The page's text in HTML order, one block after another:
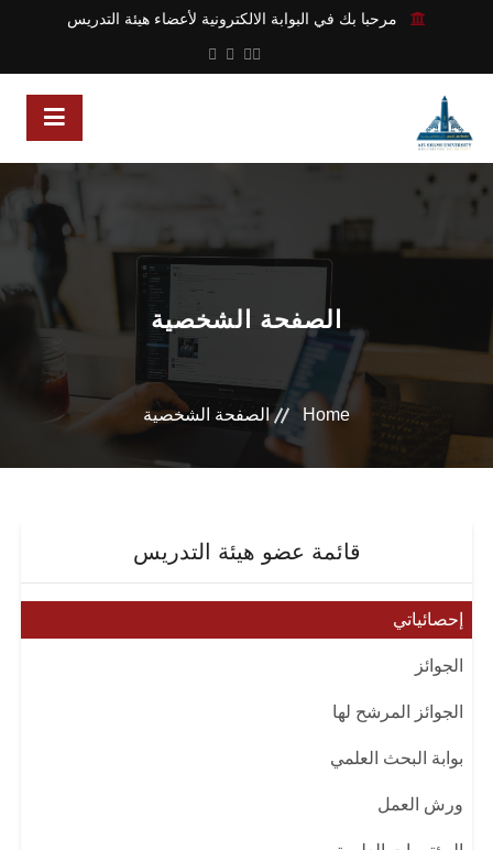
مرحبا بك في البوابة الالكترونية لأعضاء هيئة التدريس
الصفحة الشخصية
Home الصفحة الشخصية
قائمة عضو هيئة التدريس
إحصائياتي
الجوائز
الجوائز المرشح لها
بوابة البحث العلمي
ورش العمل